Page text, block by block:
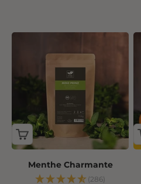
Menthe Charmante
(286)